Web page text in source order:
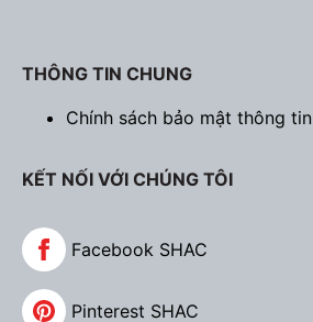
THÔNG TIN CHUNG
Chính sách bảo mật thông tin
KẾT NỐI VỚI CHÚNG TÔI
Facebook SHAC
Pinterest SHAC